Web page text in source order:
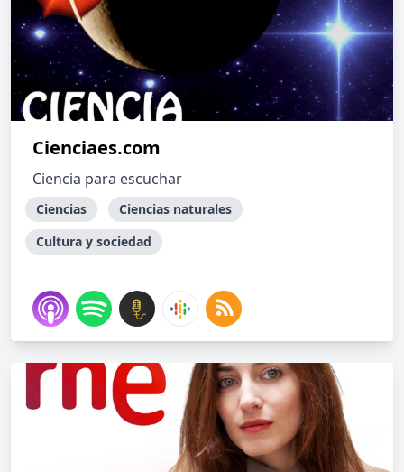
Cienciaes.com
Ciencia para escuchar
Ciencias
Ciencias naturales
Cultura y sociedad